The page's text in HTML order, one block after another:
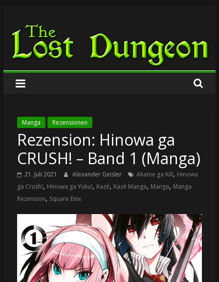
springen
The
Lost
Dungeon
Manga Rezensionen
Rezension: Hinowa ga
CRUSH! – Band 1 (Manga)
21. Juli 2021 Alexander Geisler Akame ga Kill, Hinowa
ga Crush!, Hinowa ga Yuku!, Kazé, Kazé Manga, Manga, Manga
Rezension, Square Enix